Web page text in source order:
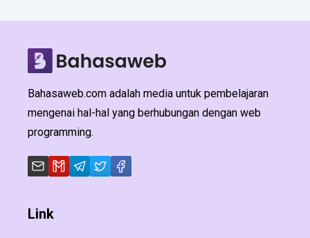
Bahasaweb.com adalah media untuk pembelajaran
mengenai hal-hal yang berhubungan dengan web
programming.
Link